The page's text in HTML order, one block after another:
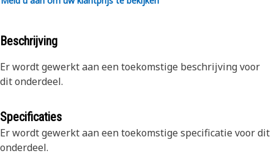
Beschrijving
Er wordt gewerkt aan een toekomstige beschrijving voor
dit onderdeel.
Specificaties
Er wordt gewerkt aan een toekomstige specificatie voor dit
onderdeel.